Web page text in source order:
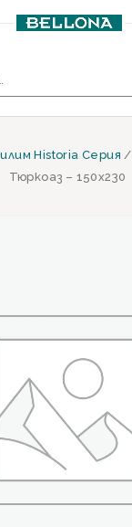
Historia Серия /
Тюркоаз – 150х230